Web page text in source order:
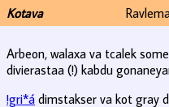
Kotava
Arbeon, walaxa va tcalek
divierastaa (!) kabdu
!gri*á dimstakser va kot gray